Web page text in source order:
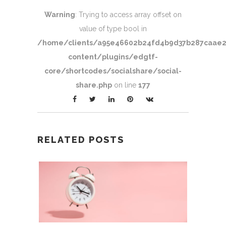
Warning: Trying to access array offset on
value of type bool in
/home/clients/
content/plugins/edgtf-
core/shortcodes/socialshare/social-
share.php on line 177
RELATED POSTS